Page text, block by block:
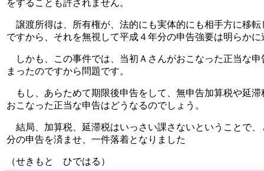
をすることも許されません。
譲渡所得は、所有権が、法的にも実体的にも相手方に移
ですから、それを無視して平成４年分の申告強要は明らか
しかも、この事件では、当初Ａさんがおこなった正当な
まったのですから問題です。
もし、あらためて期限後申告をして、無申告加算税や延
おこなった正当な申告はどうなるのでしょう。
結局、加算税、延滞税はいっさい課さないということで
分の申告を済ませ、一件落着となりました
（せきもと ひではる）